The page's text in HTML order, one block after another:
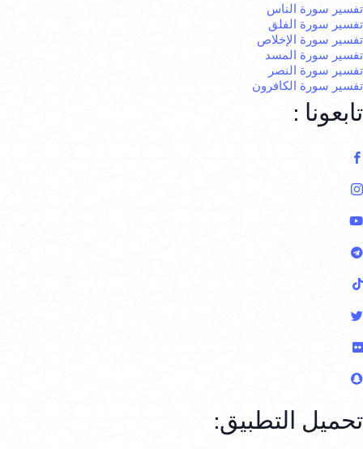
تفسير سورة الناس
تفسير سورة الفلق
تفسير سورة الإخلاص
تفسير سورة المسد
تفسير سورة النصر
تفسير سورة الكافرون
تابعونا :
تحميل التطبيق: